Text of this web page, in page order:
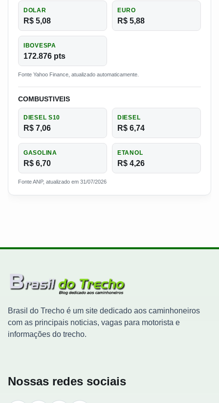
DOLAR
R$ 5,08
EURO
R$ 5,88
IBOVESPA
172.876 pts
Fonte Yahoo Finance, atualizado automaticamente.
COMBUSTIVEIS
DIESEL S10
R$ 7,06
DIESEL
R$ 6,74
GASOLINA
R$ 6,70
ETANOL
R$ 4,26
Fonte ANP, atualizado em 31/07/2026
Brasil do Trecho é um site dedicado aos caminhoneiros
com as principais noticias, vagas para motorista e
informações do trecho.
Nossas redes sociais